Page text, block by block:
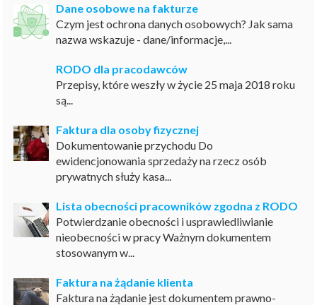
Dane osobowe na fakturze
Czym jest ochrona danych osobowych? Jak sama
nazwa wskazuje - dane/informacje,...
RODO dla pracodawców
Przepisy, które weszły w życie 25 maja 2018 roku
są...
Faktura dla osoby fizycznej
Dokumentowanie przychodu Do
ewidencjonowania sprzedaży na rzecz osób
prywatnych służy kasa...
Lista obecności pracowników zgodna z RODO
Potwierdzanie obecności i usprawiedliwianie
nieobecności w pracy Ważnym dokumentem
stosowanym w...
Faktura na żądanie klienta
Faktura na żądanie jest dokumentem prawno-